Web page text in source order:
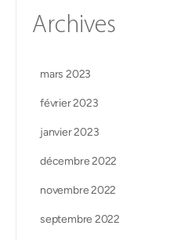
Archives
mars 2023
février 2023
janvier 2023
décembre 2022
novembre 2022
septembre 2022